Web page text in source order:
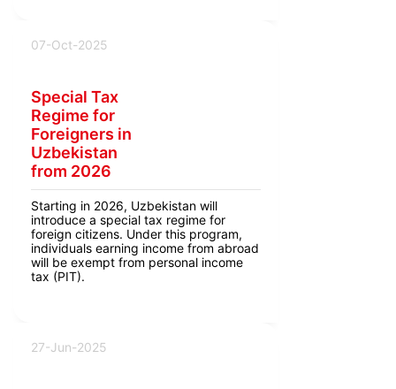
07-Oct-2025
Special Tax
Regime for
Foreigners in
Uzbekistan
from 2026
Starting in 2026, Uzbekistan will
introduce a special tax regime for
foreign citizens. Under this program,
individuals earning income from abroad
will be exempt from personal income
tax (PIT).
27-Jun-2025